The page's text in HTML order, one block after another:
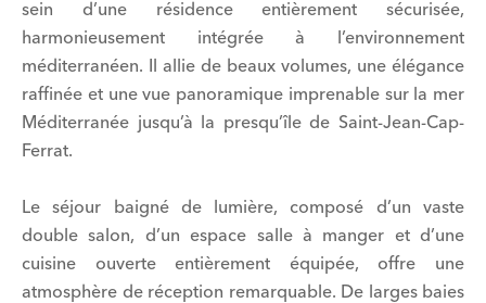
sein d’une résidence entièrement sécurisée,
harmonieusement intégrée à l’environnement
méditerranéen. Il allie de beaux volumes, une élégance
raffinée et une vue panoramique imprenable sur la mer
Méditerranée jusqu’à la presqu’île de Saint-Jean-Cap-
Ferrat.
Le séjour baigné de lumière, composé d’un vaste
double salon, d’un espace salle à manger et d’une
cuisine ouverte entièrement équipée, offre une
atmosphère de réception remarquable. De larges baies